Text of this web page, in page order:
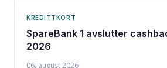
KREDITTKORT
SpareBank 1 avslutter
2026
06. august 2026